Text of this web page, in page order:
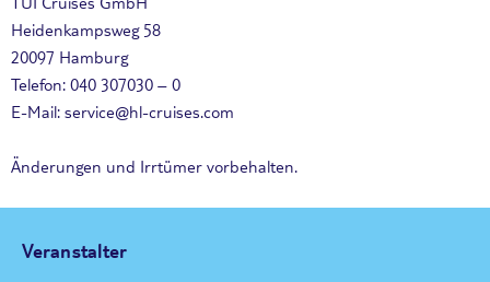
Heidenkampsweg 58
20097 Hamburg
Telefon: 040 307030 – 0
E-Mail: service@hl-cruises.com
Änderungen und Irrtümer vorbehalten.
Veranstalter